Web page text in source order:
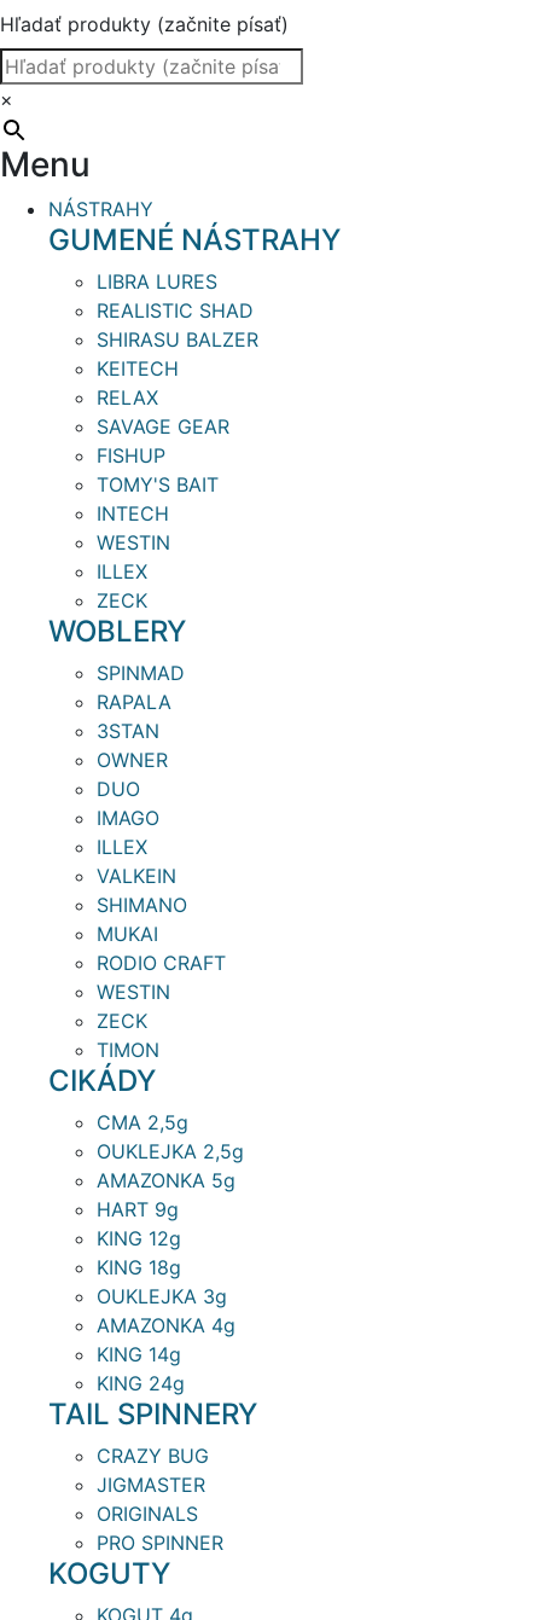
Hľadať produkty (začnite písať)
×
Menu
NÁSTRAHY
GUMENÉ NÁSTRAHY
LIBRA LURES
REALISTIC SHAD
SHIRASU BALZER
KEITECH
RELAX
SAVAGE GEAR
FISHUP
TOMY'S BAIT
INTECH
WESTIN
ILLEX
ZECK
WOBLERY
SPINMAD
RAPALA
3STAN
OWNER
DUO
IMAGO
ILLEX
VALKEIN
SHIMANO
MUKAI
RODIO CRAFT
WESTIN
ZECK
TIMON
CIKÁDY
CMA 2,5g
OUKLEJKA 2,5g
AMAZONKA 5g
HART 9g
KING 12g
KING 18g
OUKLEJKA 3g
AMAZONKA 4g
KING 14g
KING 24g
TAIL SPINNERY
CRAZY BUG
JIGMASTER
ORIGINALS
PRO SPINNER
KOGUTY
KOGUT 4g